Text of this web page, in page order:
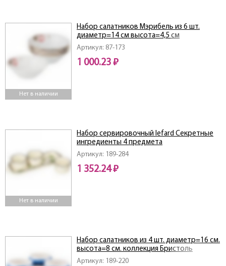
Нет в наличии
Артикул: 87-173
Набор салатников Мэрибель из 6 шт.
диаметр=14 см высота=4,5 см
1 000.23 ₽
Нет в наличии
Артикул: 189-284
Набор сервировочный lefard Секретные
ингредиенты 4 предмета
1 352.24 ₽
Артикул: 189-220
Набор салатников из 4 шт. диаметр=16 см.
высота=8 см. коллекция Бристоль